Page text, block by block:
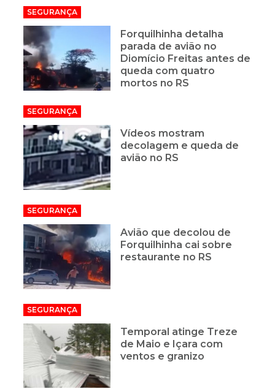
SEGURANÇA
Forquilhinha detalha
parada de avião no
Diomício Freitas antes de
queda com quatro
mortos no RS
SEGURANÇA
Vídeos mostram
decolagem e queda de
avião no RS
SEGURANÇA
Avião que decolou de
Forquilhinha cai sobre
restaurante no RS
SEGURANÇA
Temporal atinge Treze
de Maio e Içara com
ventos e granizo